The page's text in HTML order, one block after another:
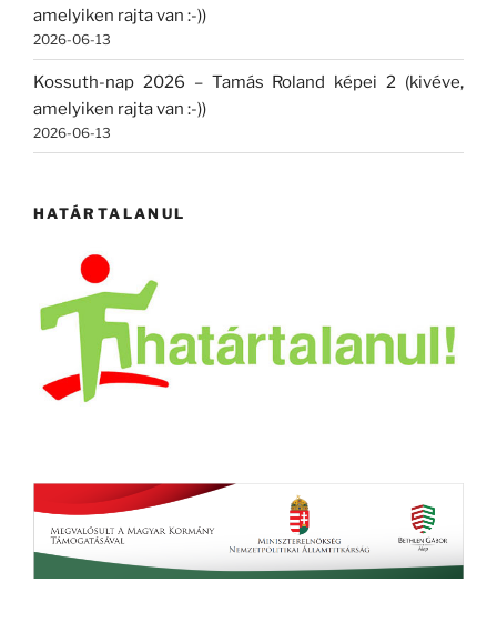
amelyiken rajta van :-))
2026-06-13
Kossuth-nap 2026 – Tamás Roland képei 2 (kivéve,
amelyiken rajta van :-))
2026-06-13
HATÁRTALANUL